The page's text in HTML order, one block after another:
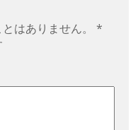
はありません。
*